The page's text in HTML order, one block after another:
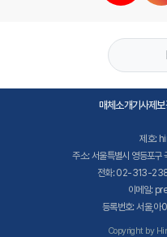
매체소개기사제보
제호:
주소: 서울특별시 영등포
전화: 02-313-
이메일:
등록번호: 서울,
Copyright by